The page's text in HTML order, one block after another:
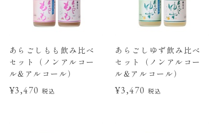
あらごしもも飲み比べ
セット（ノンアルコー
ル&アルコール）
¥3,470税込
あらごしゆず飲み比べ
セット（ノンアルコー
ル&アルコール）
¥3,470 税込